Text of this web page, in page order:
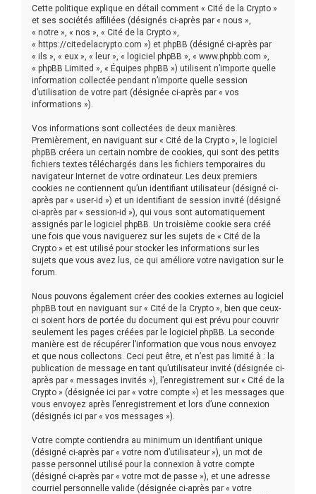
Cette politique explique en détail comment « Cité de la Crypto »
et ses sociétés affiliées (désignés ci-après par « nous »,
« notre », « nos », « Cité de la Crypto »,
« https://citedelacrypto.com ») et phpBB (désigné ci-après par
« ils », « eux », « leur », « logiciel phpBB », « www.phpbb.com »,
« phpBB Limited », « Équipes phpBB ») utilisent n’importe quelle
information collectée pendant n’importe quelle session
d’utilisation de votre part (désignée ci-après par « vos
informations »).
Vos informations sont collectées de deux manières.
Premièrement, en naviguant sur « Cité de la Crypto », le logiciel
phpBB créera un certain nombre de cookies, qui sont des petits
fichiers textes téléchargés dans les fichiers temporaires du
navigateur Internet de votre ordinateur. Les deux premiers
cookies ne contiennent qu’un identifiant utilisateur (désigné ci-
après par « user-id ») et un identifiant de session invité (désigné
ci-après par « session-id »), qui vous sont automatiquement
assignés par le logiciel phpBB. Un troisième cookie sera créé
une fois que vous naviguerez sur les sujets de « Cité de la
Crypto » et est utilisé pour stocker les informations sur les
sujets que vous avez lus, ce qui améliore votre navigation sur le
forum.
Nous pouvons également créer des cookies externes au logiciel
phpBB tout en naviguant sur « Cité de la Crypto », bien que ceux-
ci soient hors de portée du document qui est prévu pour couvrir
seulement les pages créées par le logiciel phpBB. La seconde
manière est de récupérer l’information que vous nous envoyez
et que nous collectons. Ceci peut être, et n’est pas limité à : la
publication de message en tant qu’utilisateur invité (désignée ci-
après par « messages invités »), l’enregistrement sur « Cité de la
Crypto » (désignée ici par « votre compte ») et les messages que
vous envoyez après l’enregistrement et lors d’une connexion
(désignés ici par « vos messages »).
Votre compte contiendra au minimum un identifiant unique
(désigné ci-après par « votre nom d’utilisateur »), un mot de
passe personnel utilisé pour la connexion à votre compte
(désigné ci-après par « votre mot de passe »), et une adresse
courriel personnelle valide (désignée ci-après par « votre